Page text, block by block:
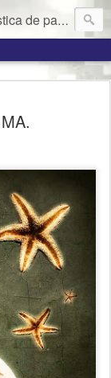
Castro y Óscar Pico